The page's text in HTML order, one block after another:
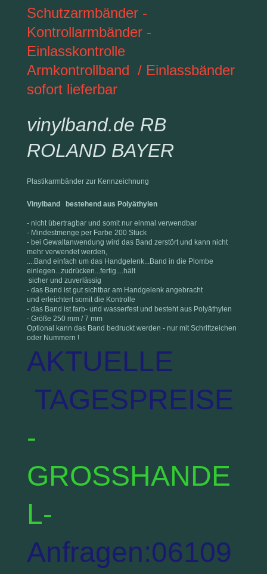
Schutzarmbänder -
Kontrollarmbänder -
Einlasskontrolle
Armkontrollband / Einlassbänder
sofort lieferbar
vinylband.de RB
ROLAND BAYER
Plastikarmbänder zur Kennzeichnung
Vinylband bestehend aus Polyäthylen
- nicht übertragbar und somit nur einmal verwendbar
- Mindestmenge per Farbe 200 Stück
- bei Gewaltanwendung wird das Band zerstört und kann nicht
mehr verwendet werden,
....Band einfach um das Handgelenk...Band in die Plombe
einlegen...zudrücken...fertig....hält
sicher und zuverlässig
- das Band ist gut sichtbar am Handgelenk angebracht
und erleichtert somit die Kontrolle
- das Band ist farb- und wasserfest und besteht aus Polyäthylen
- Größe 250 mm / 7 mm
Optional kann das Band bedruckt werden - nur mit Schriftzeichen
oder Nummern !
AKTUELLE
TAGESPREISE
-
GROSSHANDE
L-
Anfragen:06109